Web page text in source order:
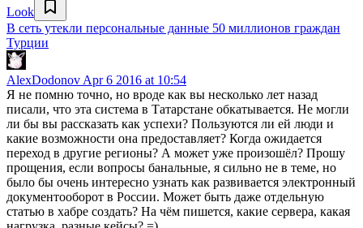
Look
В сеть утекли персональные данные 50 миллионов граждан
Турции
AlexDodonov Apr 6 2016 at 10:54
Я не помню точно, но вроде как вы несколько лет назад
писали, что эта система в Татарстане обкатывается. Не могли
ли бы вы рассказать как успехи? Пользуются ли ей люди и
какие возможности она предоставляет? Когда ожидается
переход в другие регионы? А может уже произошёл? Прошу
прощения, если вопросы банальные, я сильно не в теме, но
было бы очень интересно узнать как развивается электронный
документооборот в России. Может быть даже отдельную
статью в хабре создать? На чём пишется, какие сервера, какая